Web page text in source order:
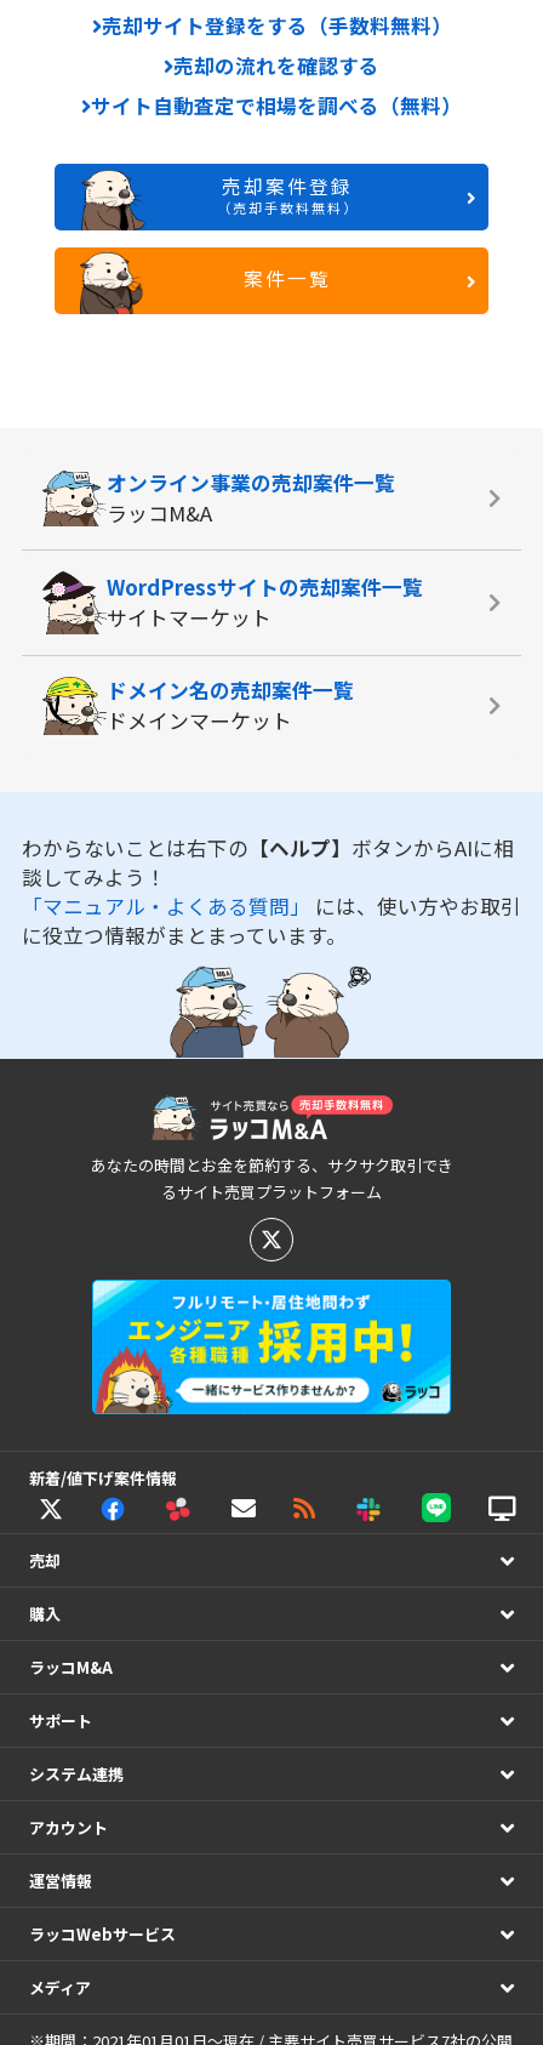
売却サイト登録をする（手数料無料）
売却の流れを確認する
サイト自動査定で相場を調べる（無料）
売却案件登録
（売却手数料無料）
案件一覧
オンライン事業の売却案件一覧
ラッコM&A
WordPressサイトの売却案件一覧
サイトマーケット
ドメイン名の売却案件一覧
ドメインマーケット
わからないことは右下の 【ヘルプ】 ボタンからAIに相
談してみよう！
「マニュアル・よくある質問」 には、使い方やお取引
に役立つ情報がまとまっています。
あなたの時間とお金を節約する、サクサク取引でき
るサイト売買プラットフォーム
新着/値下げ案件情報
売却
購入
ラッコM&A
サポート
システム連携
アカウント
運営情報
ラッコWebサービス
メディア